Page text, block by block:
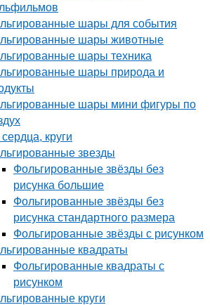
шары для события
шары животные
шары техника
шары природа и
шары мини фигуры по
круги
звезды
Фольгированные звёзды без
рисунка большие
Фольгированные звёзды без
рисунка стандартного размера
Фольгированные звёзды с рисунком
квадраты
Фольгированные квадраты с
рисунком
круги